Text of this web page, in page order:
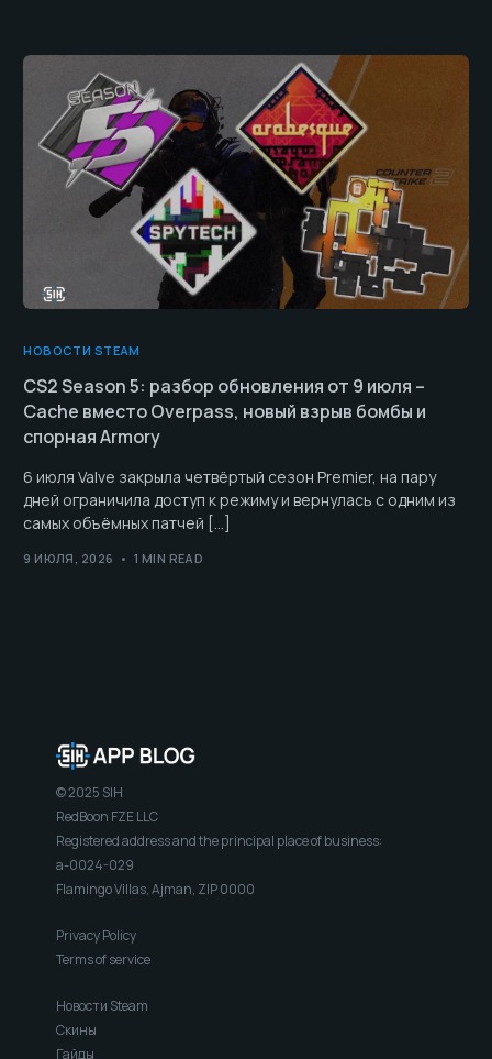
НОВОСТИ STEAM
CS2 Season 5: разбор обновления от 9 июля –
Cache вместо Overpass, новый взрыв бомбы и
спорная Armory
6 июля Valve закрыла четвёртый сезон Premier, на пару
дней ограничила доступ к режиму и вернулась с одним из
самых объёмных патчей […]
9 ИЮЛЯ, 2026 1 MIN READ
© 2025 SIH
RedBoon FZE LLC
Registered address and the principal place of business:
a-0024-029
Flamingo Villas, Ajman, ZIP 0000
Privacy Policy
Terms of service
Новости Steam
Скины
Гайды